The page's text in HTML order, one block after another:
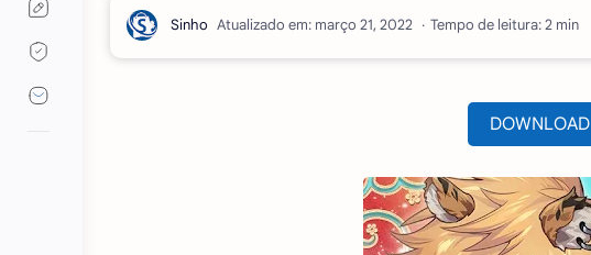
Atualizado em: Tempo de leitura: 2 min
DOWNLOAD